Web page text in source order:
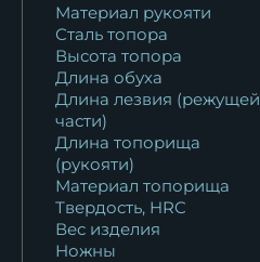
Материал рукояти
Сталь топора
Высота топора
Длина обуха
Длина лезвия (режущей
части)
Длина топорища
(рукояти)
Материал топорища
Твердость, HRC
Вес изделия
Ножны